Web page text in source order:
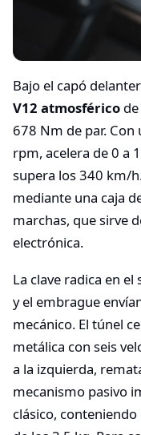
Bajo el capó
V12 atmosférico
678 Nm de par.
rpm, acelera de 0 a
supera los 340 km/
mediante una caja
marchas, que sirve
electrónica.
La clave radica en el
y el embrague
mecánico. El túnel
metálica con seis
a la izquierda,
mecanismo pasivo
clásico,